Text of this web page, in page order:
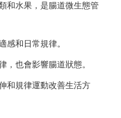
和水果，是腸道微生態管
感和日常規律。
，也會影響腸道狀態。
和規律運動改善生活方